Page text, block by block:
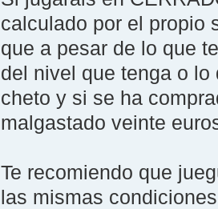
calculado por el propio
que a pesar de lo que
del nivel que tenga o
cheto y si se ha
malgastado veinte
Te recomiendo que
las mismas